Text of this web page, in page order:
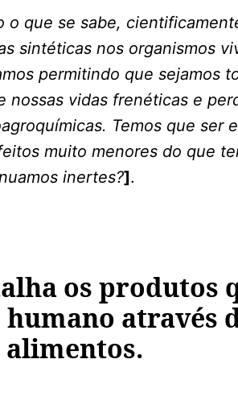
o que se sabe,
sintéticas nos organismos
permitindo que sejamos
nossas vidas frenéticas e
Temos que ser
muito menores do que
inertes?].
os produtos
através
alimentos.